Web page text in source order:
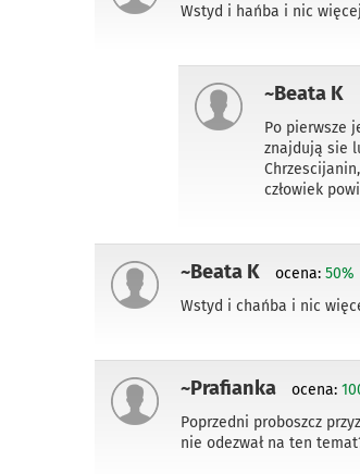
Wstyd i hańba i nic
~Beata K
Po pierwsze
znajdują sie
człowiek
~Beata K ocena: 50%
Wstyd i chańba i nic
~Prafianka ocena:
Poprzedni proboszcz
nie odezwał na ten